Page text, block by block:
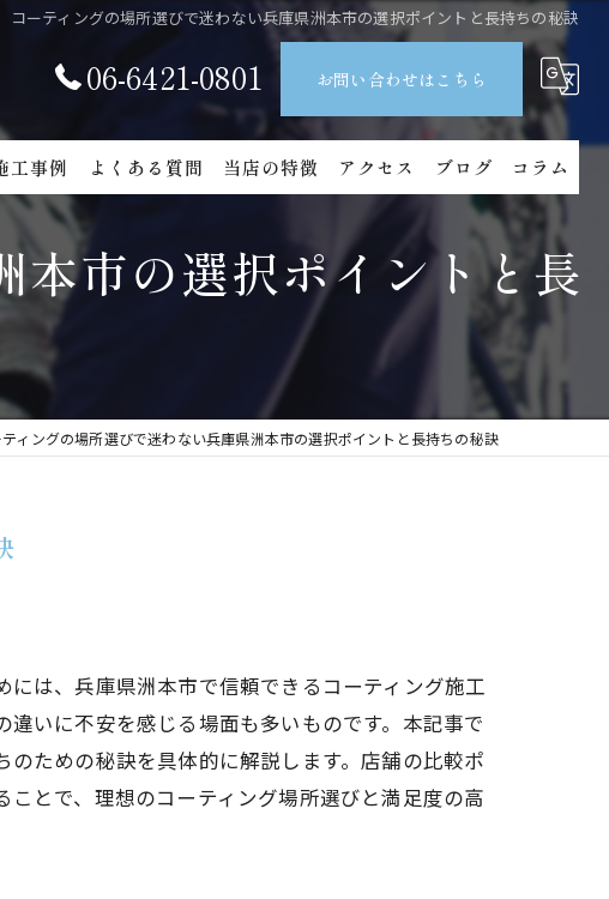
コーティングの場所選びで迷わない兵庫県洲本市の選択ポイントと長持ちの秘訣
06-6421-0801 お問い合わせはこちら
ティング
コーティング
水コート
ンス
工事例 よくある質問 当店の特徴
ガラス
セラミック
カーフィルム
洗車
アクセス ブログ コラム
本市の選択ポイントと長
ティングの場所選びで迷わない兵庫県洲本市の選択ポイントと長持ちの秘訣
は、兵庫県洲本市で信頼できるコーティング施工
いに不安を感じる場面も多いものです。本記事で
ための秘訣を具体的に解説します。店舗の比較ポ
とで、理想のコーティング場所選びと満足度の高